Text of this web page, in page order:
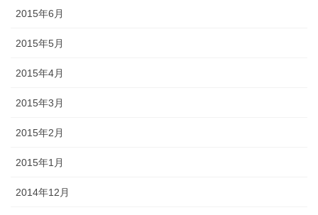
2015年6月
2015年5月
2015年4月
2015年3月
2015年2月
2015年1月
2014年12月